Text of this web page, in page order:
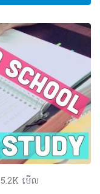
5.2K មើល